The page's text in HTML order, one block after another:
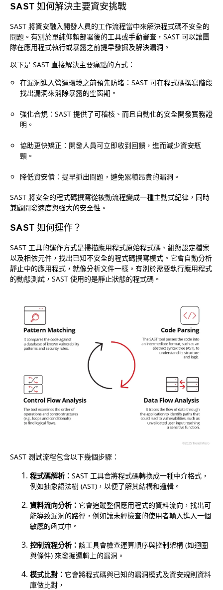
SAST 如何解決主要資安挑戰
SAST 將資安融入開發人員的工作流程當中來解決程式碼不安全的
問題。有別於單純仰賴部署後的工具或手動審查，SAST 可以讓團
隊在應用程式執行或暴露之前提早發掘及解決漏洞。
以下是 SAST 直接解決主要痛點的方式：
在漏洞進入營運環境之前預先防堵：SAST 可在程式碼撰寫階段
找出漏洞來消除暴露的空窗期。
強化合規：SAST 提供了可稽核、而且自動化的安全開發實務證
明。
協助更快矯正：開發人員可立即收到回饋，進而減少資安瓶
頸。
降低資安債：提早抓出問題，避免累積昂貴的漏洞。
SAST 將安全的程式碼撰寫從被動流程變成一種主動式紀律，同時
兼顧開發速度與強大的安全性。
SAST 如何運作？
SAST 工具的運作方式是掃描應用程式原始程式碼、組態設定檔案
以及相依元件，找出已知不安全的程式碼撰寫模式。它會自動分析
靜止中的應用程式，就像分析文件一樣。有別於需要執行應用程式
的動態測試，SAST 使用的是靜止狀態的程式碼。
SAST 測試流程包含以下幾個步驟：
程式碼解析： SAST 工具會將程式碼轉換成一種中介格式，
例如抽象語法樹 (AST)，以便了解其結構和邏輯。
資料流向分析： 它會追蹤整個應用程式的資料流向，找出可
能導致漏洞的路徑，例如讓未經檢查的使用者輸入進入一個
敏感的函式中。
控制流程分析： 該工具會檢查運算順序與控制架構 (如迴圈
與條件) 來發掘邏輯上的漏洞。
模式比對： 它會將程式碼與已知的漏洞模式及資安規則資料
庫做比對，